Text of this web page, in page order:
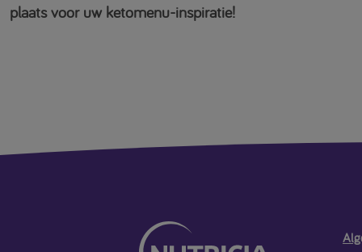
plaats voor uw ketomenu-inspiratie!